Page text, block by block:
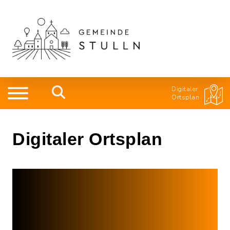
Digitaler
Ortsplan
Digitaler Ortsplan